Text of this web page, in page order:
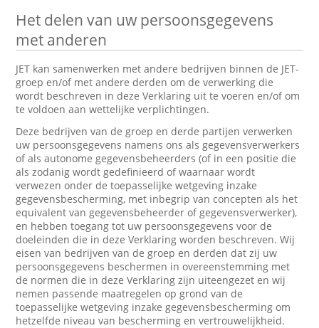
Het delen van uw persoonsgegevens
met anderen
JET kan samenwerken met andere bedrijven binnen de JET-
groep en/of met andere derden om de verwerking die
wordt beschreven in deze Verklaring uit te voeren en/of om
te voldoen aan wettelijke verplichtingen.
Deze bedrijven van de groep en derde partijen verwerken
uw persoonsgegevens namens ons als gegevensverwerkers
of als autonome gegevensbeheerders (of in een positie die
als zodanig wordt gedefinieerd of waarnaar wordt
verwezen onder de toepasselijke wetgeving inzake
gegevensbescherming, met inbegrip van concepten als het
equivalent van gegevensbeheerder of gegevensverwerker),
en hebben toegang tot uw persoonsgegevens voor de
doeleinden die in deze Verklaring worden beschreven. Wij
eisen van bedrijven van de groep en derden dat zij uw
persoonsgegevens beschermen in overeenstemming met
de normen die in deze Verklaring zijn uiteengezet en wij
nemen passende maatregelen op grond van de
toepasselijke wetgeving inzake gegevensbescherming om
hetzelfde niveau van bescherming en vertrouwelijkheid.